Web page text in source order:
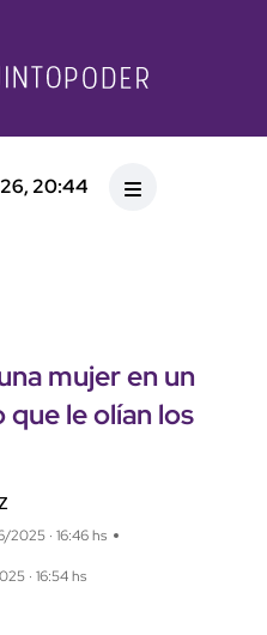
20:44
mujer en un
le olían los
2025 · 16:46 hs
· 16:54 hs